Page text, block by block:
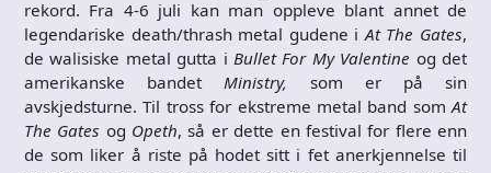
rekord. Fra 4-6 juli kan man oppleve blant annet de
legendariske death/thrash metal gudene iAt The Gates,
de walisiske metal gutta i Bullet For My Valentine og det
amerikanske bandetMinistry, som er på sin
avskjedsturne. Til tross for ekstreme metal band somAt
The Gates og Opeth, så er dette en festival for flere enn
de som liker å riste på hodet sitt i fet anerkjennelse til